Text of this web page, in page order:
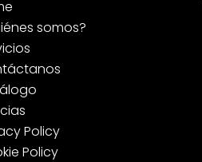
somos?
Policy
Policy